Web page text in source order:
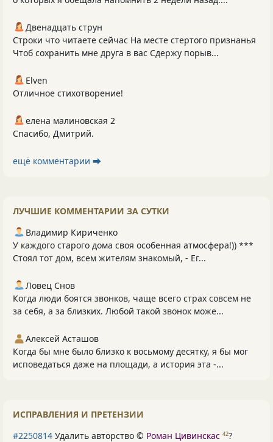
Двенадцать струн
Строки что читаете сейчас На месте стертого признанья
Чтоб сохранить мне друга в вас Сдержу порыв...
Elven
Отличное стихотворение!
елена малиновская 2
Спасибо, Дмитрий.
ещё комментарии ⮕
ЛУЧШИЕ КОММЕНТАРИИ ЗА СУТКИ
Владимир Кириченко
У каждого старого дома своя особенная атмосфера!)) ***
Стоял тот дом, всем жителям знакомый, - Ег...
Ловец Снов
Когда люди боятся звонков, чаще всего страх совсем не
за себя, а за близких. Любой такой звонок може...
Алексей Асташов
Когда бы мне было близко к восьмому десятку, я бы мог
исповедаться даже на площади, а история эта -...
ИСПРАВЛЕНИЯ И ПРЕТЕНЗИИ
#2250814 Удалить авторство © Роман Цивинскас 42?